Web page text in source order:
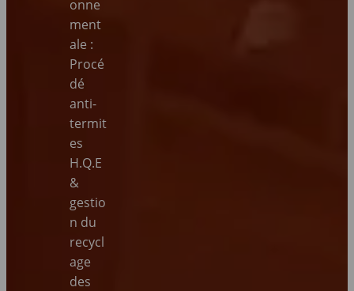
onne
ment
ale :
Procé
dé
anti-
termit
es
H.Q.E
&
gestio
n du
recycl
age
des